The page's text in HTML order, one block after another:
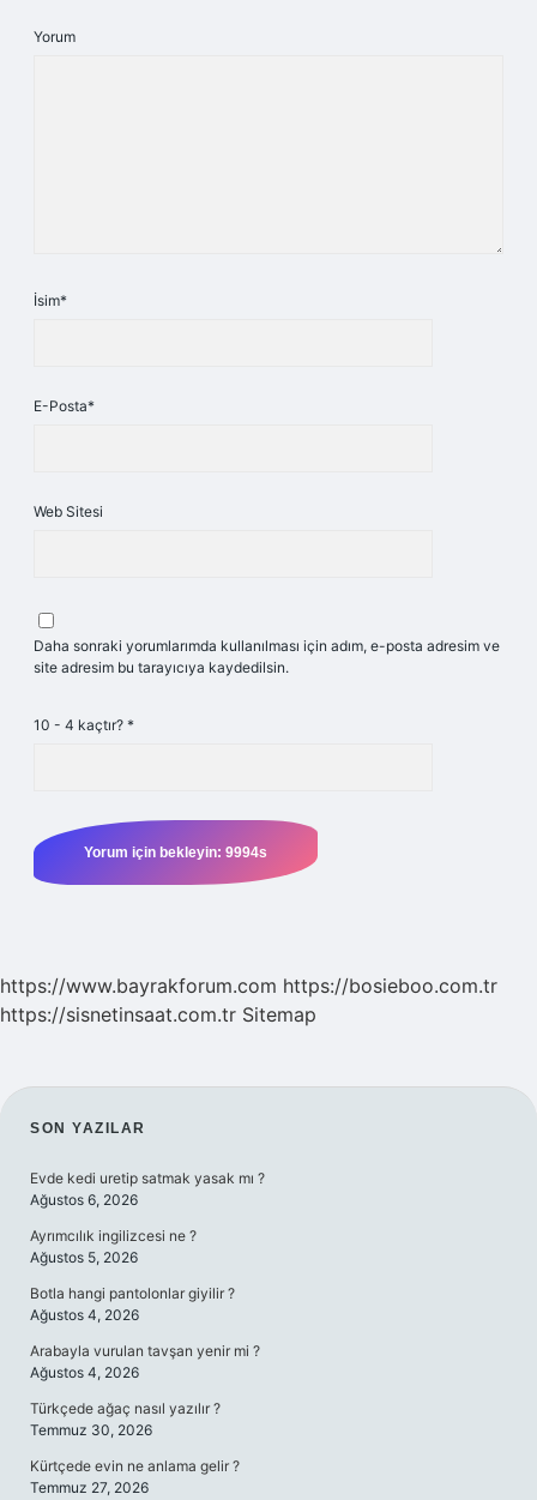
Yorum
İsim*
E-Posta*
Web Sitesi
Daha sonraki yorumlarımda kullanılması için adım, e-posta adresim ve
site adresim bu tarayıcıya kaydedilsin.
10 - 4 kaçtır? *
https://www.bayrakforum.com https://bosieboo.com.tr
https://sisnetinsaat.com.tr Sitemap
SIDEBAR
SON YAZILAR
Evde kedi uretip satmak yasak mı ?
Ağustos 6, 2026
Ayrımcılık ingilizcesi ne ?
Ağustos 5, 2026
Botla hangi pantolonlar giyilir ?
Ağustos 4, 2026
Arabayla vurulan tavşan yenir mi ?
Ağustos 4, 2026
Türkçede ağaç nasıl yazılır ?
Temmuz 30, 2026
Kürtçede evin ne anlama gelir ?
Temmuz 27, 2026